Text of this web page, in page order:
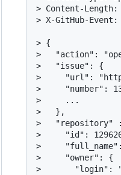
> Content-Length:
> X-GitHub-
> {
>   "action":
>   "issue": {
>     "url":
>     "number":
>     ...
>   },
>   "repository"
>     "id":
>
>     "owner": {
>       "login":